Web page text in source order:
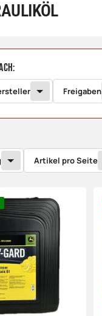
Freigaben
Artikel pro Seite